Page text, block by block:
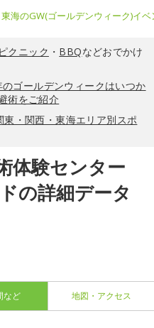
東海のGW(ゴールデンウィーク)イ
ピクニック ・ BBQなどおでかけ
のゴールデンウィークはいつか
術をご紹介
・関西・東海エリア別スポ
体験センター
の詳細データ
など 地図・アクセス